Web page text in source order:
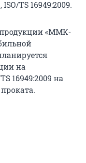
TS 16949:2009.
«ММК-
на
16949:2009 на